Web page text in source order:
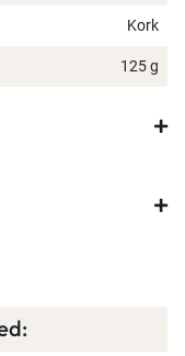
bonuscheck
tusenlappar
Kork
125 g